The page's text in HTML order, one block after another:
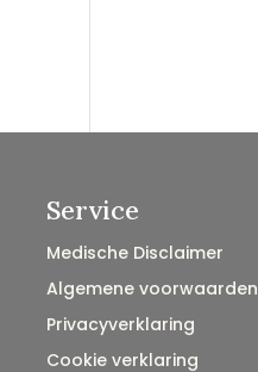
Service
Medische Disclaimer
Algemene voorwaarden
Privacyverklaring
Cookie verklaring